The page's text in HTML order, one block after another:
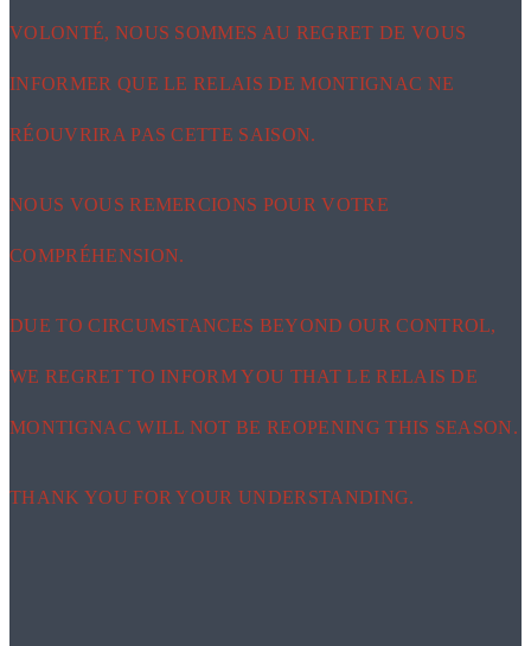
VOLONTÉ, NOUS SOMMES AU REGRET DE VOUS
INFORMER QUE LE RELAIS DE MONTIGNAC NE
RÉOUVRIRA PAS CETTE SAISON.
NOUS VOUS REMERCIONS POUR VOTRE
COMPRÉHENSION.
DUE TO CIRCUMSTANCES BEYOND OUR CONTROL,
WE REGRET TO INFORM YOU THAT LE RELAIS DE
MONTIGNAC WILL NOT BE REOPENING THIS SEASON.
THANK YOU FOR YOUR UNDERSTANDING.